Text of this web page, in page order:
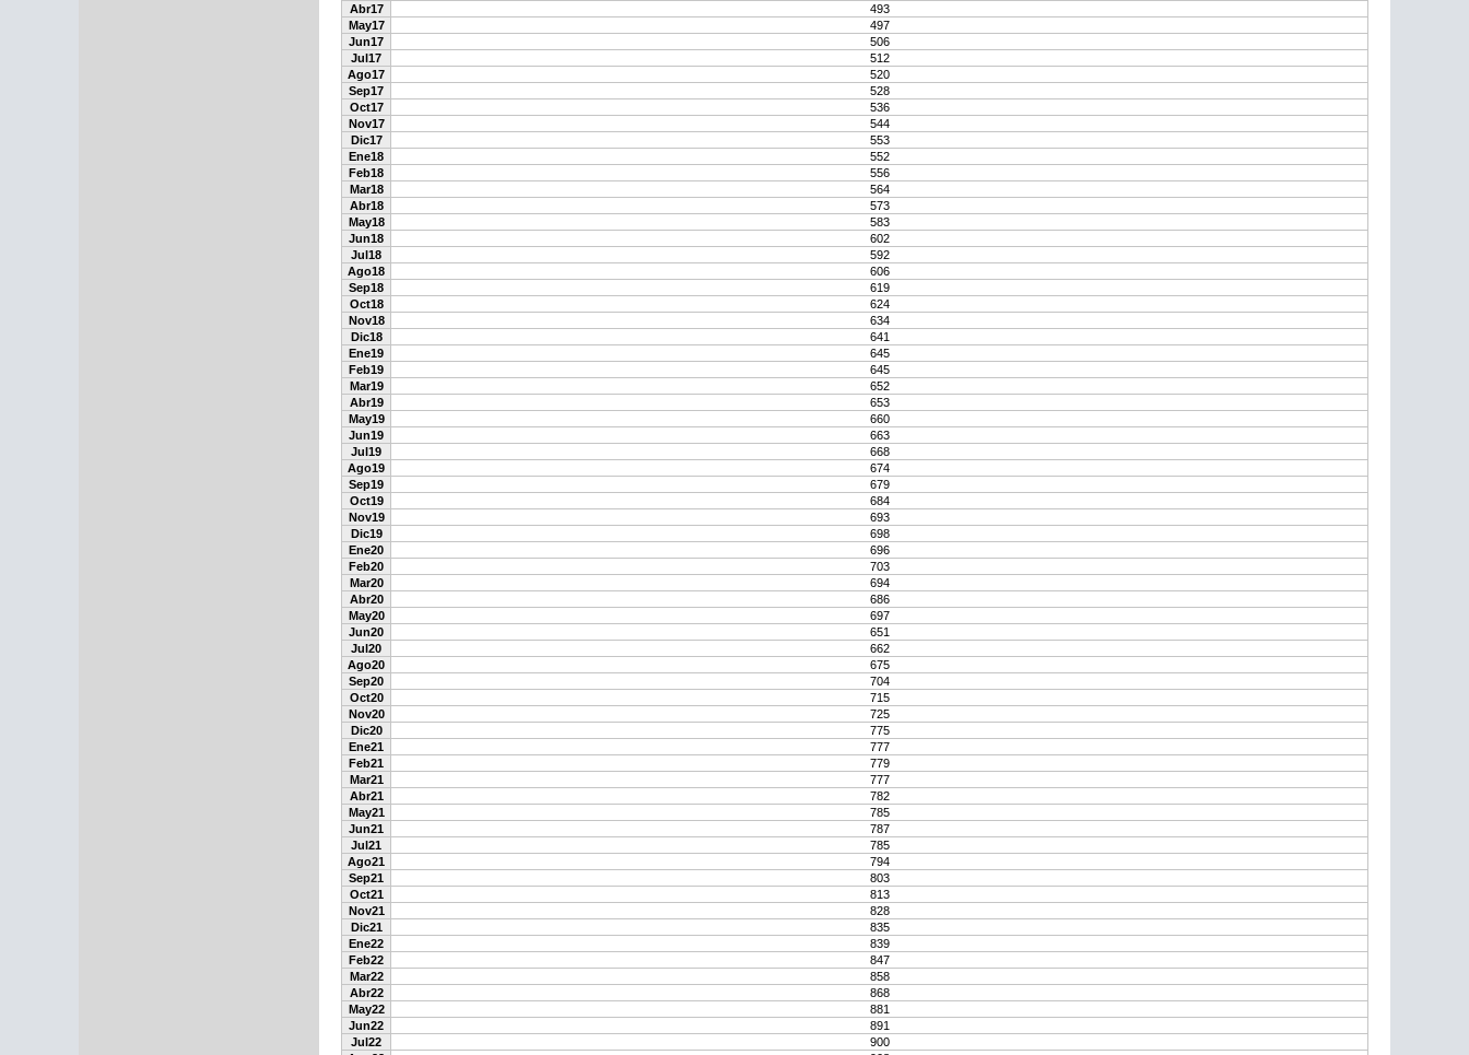
Abr17
493
May17
497
Jun17
506
Jul17
512
Ago17
520
Sep17
528
Oct17
536
Nov17
544
Dic17
553
Ene18
552
Feb18
556
Mar18
564
Abr18
573
May18
583
Jun18
602
Jul18
592
Ago18
606
Sep18
619
Oct18
624
Nov18
634
Dic18
641
Ene19
645
Feb19
645
Mar19
652
Abr19
653
May19
660
Jun19
663
Jul19
668
Ago19
674
Sep19
679
Oct19
684
Nov19
693
Dic19
698
Ene20
696
Feb20
703
Mar20
694
Abr20
686
May20
697
Jun20
651
Jul20
662
Ago20
675
Sep20
704
Oct20
715
Nov20
725
Dic20
775
Ene21
777
Feb21
779
Mar21
777
Abr21
782
May21
785
Jun21
787
Jul21
785
Ago21
794
Sep21
803
Oct21
813
Nov21
828
Dic21
835
Ene22
839
Feb22
847
Mar22
858
Abr22
868
May22
881
Jun22
891
Jul22
900